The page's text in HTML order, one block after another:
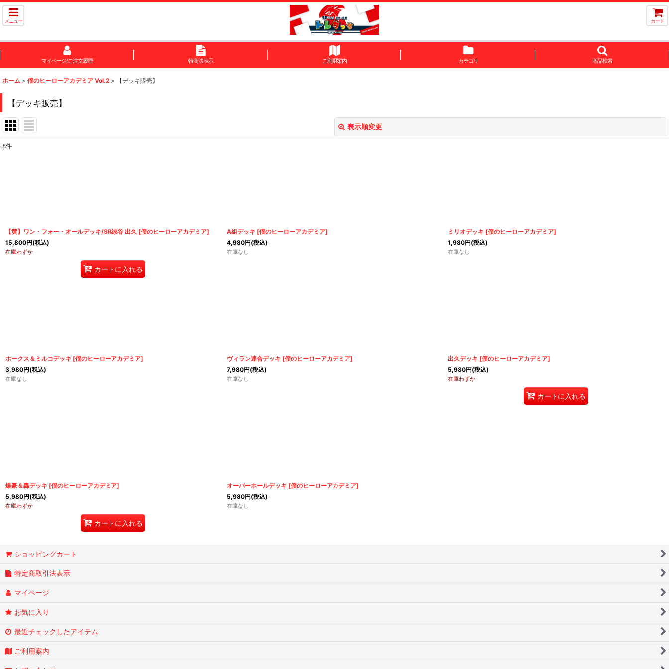
メニュー カート
マイページ/ご注文履歴 特商法表示 ご利用案内 カテゴリ 商品検索
ホーム > 僕のヒーローアカデミア Vol.2 > 【デッキ販売】
【デッキ販売】
表示順変更
8件
【黄】ワン・フォー・オールデッキ/SR緑谷 出久 [僕のヒーローアカデミア]
15,800円(税込)
在庫わずか
カートに入れる
A組デッキ [僕のヒーローアカデミア]
4,980円(税込)
在庫なし
ミリオデッキ [僕のヒーローアカデミア]
1,980円(税込)
在庫なし
ホークス＆ミルコデッキ [僕のヒーローアカデミア]
3,980円(税込)
在庫なし
ヴィラン連合デッキ [僕のヒーローアカデミア]
7,980円(税込)
在庫なし
出久デッキ [僕のヒーローアカデミア]
5,980円(税込)
在庫わずか
カートに入れる
爆豪＆轟デッキ [僕のヒーローアカデミア]
5,980円(税込)
在庫わずか
カートに入れる
オーバーホールデッキ [僕のヒーローアカデミア]
5,980円(税込)
在庫なし
ショッピングカート
特定商取引法表示
マイページ
お気に入り
最近チェックしたアイテム
ご利用案内